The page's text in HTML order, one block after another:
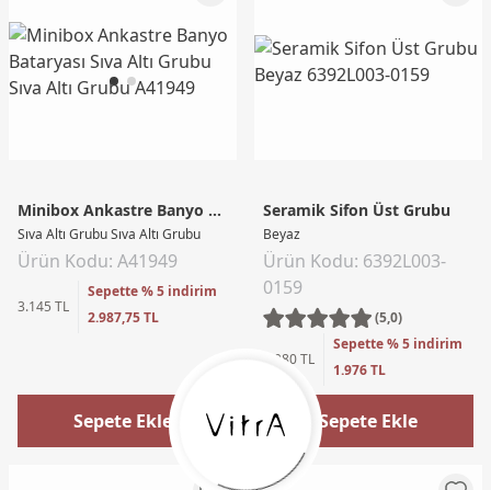
Minibox Ankastre Banyo Bataryası
Sıva Altı Grubu Sıva Altı Grubu
Ürün Kodu: A41949
3.145 TL
Sepette % 5 indirim
2.987,75 TL
Sepete Ekle
Seramik Sifon Üst Grubu
Beyaz
Ürün Kodu: 6392L003-
0159
(5,0)
2.080 TL
Sepette % 5 indirim
1.976 TL
Sepete Ekle